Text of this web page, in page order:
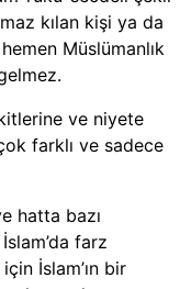
kılan kişi ya da
Müslümanlık
ve niyete
farklı ve sadece
hatta bazı
farz
İslam’ın bir